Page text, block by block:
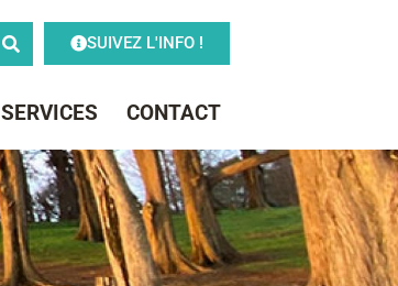
SUIVEZ L'INFO !
SERVICES CONTACT